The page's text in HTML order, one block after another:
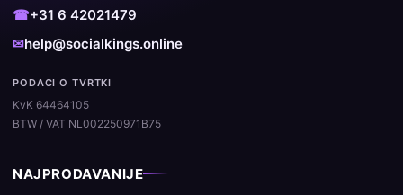
☎+31 6 42021479
✉help@socialkings.online
PODACI O TVRTKI
KvK 64464105
BTW / VAT NL002250971B75
NAJPRODAVANIJE